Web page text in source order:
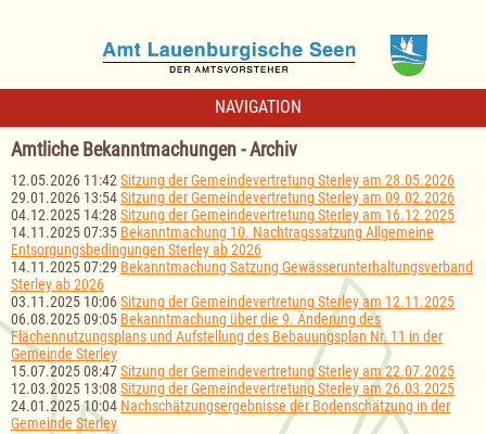
NAVIGATION
Amtliche Bekanntmachungen - Archiv
12.05.2026 11:42 Sitzung der Gemeindevertretung Sterley am 28.05.2026
29.01.2026 13:54Sitzung der Gemeindevertretung Sterley am 09.02.2026
04.12.2025 14:28 Sitzung der Gemeindevertretung Sterley am 16.12.2025
14.11.2025 07:35 Bekanntmachung 10. Nachtragssatzung Allgemeine
Entsorgungsbedingungen Sterley ab 2026
14.11.2025 07:29 Bekanntmachung Satzung Gewässerunterhaltungsverband
Sterley ab 2026
03.11.2025 10:06Sitzung der Gemeindevertretung Sterley am 12.11.2025
06.08.2025 09:05 Bekanntmachung über die 9. Änderung des
Flächennutzungsplans und Aufstellung des Bebauungsplan Nr. 11 in der
Gemeinde Sterley
15.07.2025 08:47Sitzung der Gemeindevertretung Sterley am 22.07.2025
12.03.2025 13:08 Sitzung der Gemeindevertretung Sterley am 26.03.2025
24.01.2025 10:04 Nachschätzungsergebnisse der Bodenschätzung in der
Gemeinde Sterley